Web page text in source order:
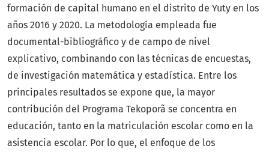
formación de capital humano en el distrito de Yuty en los
años 2016 y 2020. La metodología empleada fue
documental-bibliográfico y de campo de nivel
explicativo, combinando con las técnicas de encuestas,
de investigación matemática y estadística. Entre los
principales resultados se expone que, la mayor
contribución del Programa Tekoporã se concentra en
educación, tanto en la matriculación escolar como en la
asistencia escolar. Por lo que, el enfoque de los